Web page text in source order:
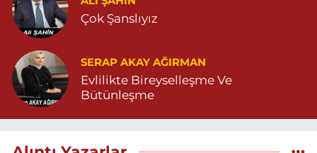
Çok Şanslıyız
SERAP AKAY AĞIRMAN
Evlilikte Bireyselleşme Ve
Bütünleşme